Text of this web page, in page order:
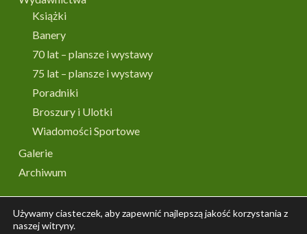
Książki
Banery
70 lat – plansze i wystawy
75 lat – plansze i wystawy
Poradniki
Broszury i Ulotki
Wiadomości Sportowe
Galerie
Archiwum
Używamy ciasteczek, aby zapewnić najlepszą jakość korzystania z
naszej witryny.